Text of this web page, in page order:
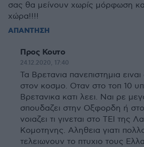
σας θα μείνουν χωρίς μόρφωση
χώρα!!!!
ΑΠΑΝΤΗΣΗ
Προς Κουτο
24.12.2020, 17:40
Τα Βρετανια πανεπιστημια
στον κοσμο. Οταν στο τοπ 10
Βρετανικα κατι λεει. Ναι ρε
σπουδαζει στην Οξφορδη ή στο
νοιαζει τι γινεται στο ΤΕΙ της
Κομοτηνης. Αληθεια γιατι
τελειωνουν το πτυχιο τους